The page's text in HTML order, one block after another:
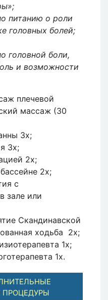
питанию о роли
головных болей;
головной боли,
и возможности
плечевой
массаж (30
3х;
3х;
2х;
2х;
с
зале или
Скандинавской
ходьба 2х;
1x;
1x.